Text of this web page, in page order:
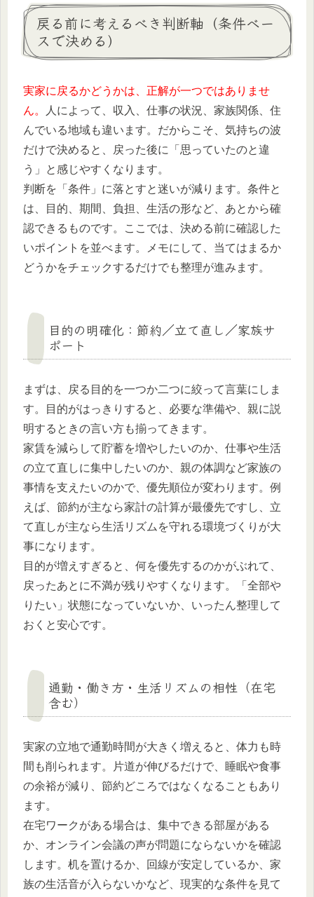
戻る前に考えるべき判断軸（条件ベー
スで決める）
実家に戻るかどうかは、正解が一つではありませ
ん。
人によって、収入、仕事の状況、家族関係、住
んでいる地域も違います。だからこそ、気持ちの波
だけで決めると、戻った後に「思っていたのと違
う」と感じやすくなります。
判断を「条件」に落とすと迷いが減ります。条件と
は、目的、期間、負担、生活の形など、あとから確
認できるものです。ここでは、決める前に確認した
いポイントを並べます。メモにして、当てはまるか
どうかをチェックするだけでも整理が進みます。
目的の明確化：節約／立て直し／家族サ
ポート
まずは、戻る目的を一つか二つに絞って言葉にしま
す。目的がはっきりすると、必要な準備や、親に説
明するときの言い方も揃ってきます。
家賃を減らして貯蓄を増やしたいのか、仕事や生活
の立て直しに集中したいのか、親の体調など家族の
事情を支えたいのかで、優先順位が変わります。例
えば、節約が主なら家計の計算が最優先ですし、立
て直しが主なら生活リズムを守れる環境づくりが大
事になります。
目的が増えすぎると、何を優先するのかがぶれて、
戻ったあとに不満が残りやすくなります。「全部や
りたい」状態になっていないか、いったん整理して
おくと安心です。
通勤・働き方・生活リズムの相性（在宅
含む）
実家の立地で通勤時間が大きく増えると、体力も時
間も削られます。片道が伸びるだけで、睡眠や食事
の余裕が減り、節約どころではなくなることもあり
ます。
在宅ワークがある場合は、集中できる部屋がある
か、オンライン会議の声が問題にならないかを確認
します。机を置けるか、回線が安定しているか、家
族の生活音が入らないかなど、現実的な条件を見て